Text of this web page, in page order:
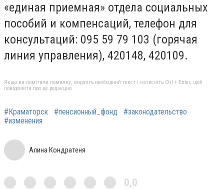
«единая приемная» отдела социальных
пособий и компенсаций, телефон для
консультаций: 095 59 79 103 (горячая
линия управления), 420148, 420109.
Якщо ви помітили помилку, виділіть необхідний текст і натисніть Ctrl + Enter, щоб
повідомити про це редакцію
#Краматорск #пенсионный_фонд
#законодательство
#изменения
Алина Кондратеня
0,0